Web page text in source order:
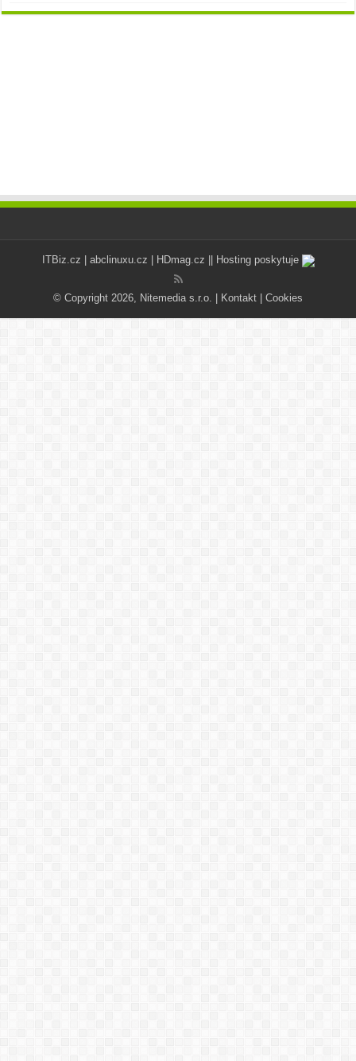
ITBiz.cz abclinuxu.cz HDmag.cz || Hosting poskytuje
© Copyright 2026, Nitemedia s.r.o. | Kontakt Cookies